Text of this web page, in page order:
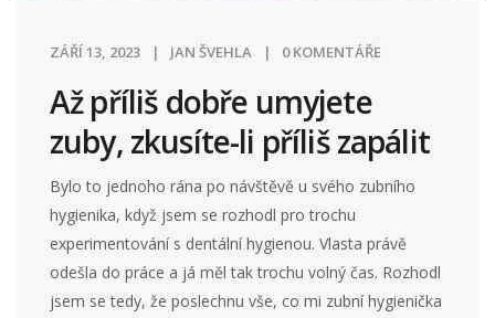
ZÁŘÍ 13, 2023 JAN ŠVEHLA 0 KOMENTÁŘE
Až příliš dobře umyjete
zuby, zkusíte-li příliš zapálit
Bylo to jednoho rána po návštěvě u svého zubního
hygienika, když jsem se rozhodl pro trochu
experimentování s dentální hygienou. Vlasta právě
odešla do práce a já měl tak trochu volný čas. Rozhodl
jsem se tedy, že poslechnu vše, co mi zubní hygienička